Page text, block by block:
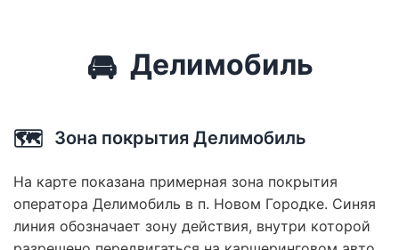
🚘 Делимобиль
🗺️ Зона покрытия Делимобиль
На карте показана примерная зона покрытия
оператора Делимобиль в п. Новом Городке. Синяя
линия обозначает зону действия, внутри которой